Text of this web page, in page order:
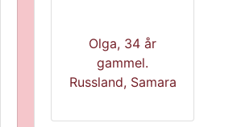
Olga, 34 år
gammel.
Russland, Samara